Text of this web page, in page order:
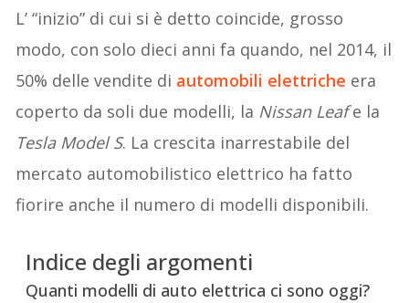
L’ “inizio” di cui si è detto coincide, grosso
modo, con solo dieci anni fa quando, nel 2014, il
50% delle vendite di automobili elettriche era
coperto da soli due modelli, la Nissan Leafe la
Tesla Model S. La crescita inarrestabile del
mercato automobilistico elettrico ha fatto
fiorire anche il numero di modelli disponibili.
Indice degli argomenti
Quanti modelli di auto elettrica ci sono oggi?